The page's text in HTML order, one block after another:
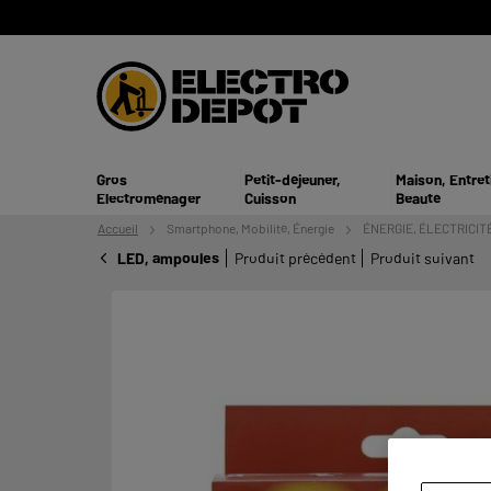
Gros
Electroménager
Petit-déjeuner,
Cuisson
Maison,
Beauté
Accueil Smartphone, Mobilité, Énergie ÉNERGIE, ÉLECTRICITÉ
LED, ampoules Produit précédent Produit suivant